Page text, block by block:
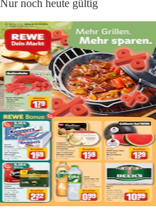
Nur noch heute gültig